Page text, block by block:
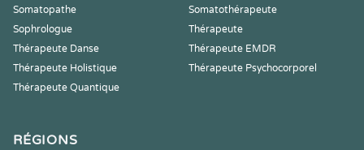
Somatopathe
Somatothérapeute
Sophrologue
Thérapeute
Thérapeute Danse
Thérapeute EMDR
Thérapeute Holistique
Thérapeute Psychocorporel
Thérapeute Quantique
RÉGIONS